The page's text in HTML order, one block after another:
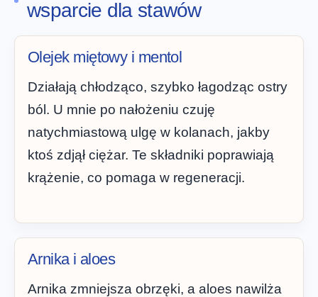
wsparcie dla stawów
Olejek miętowy i mentol
Działają chłodząco, szybko łagodząc ostry
ból. U mnie po nałożeniu czuję
natychmiastową ulgę w kolanach, jakby
ktoś zdjął ciężar. Te składniki poprawiają
krążenie, co pomaga w regeneracji.
Arnika i aloes
Arnika zmniejsza obrzęki, a aloes nawilża